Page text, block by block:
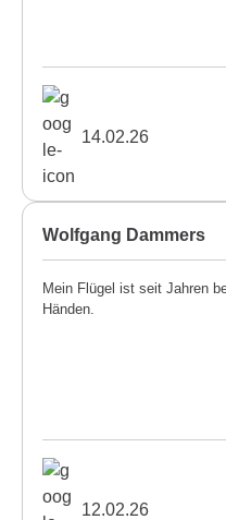
14.02.26
Wolfgang Dammers
Mein Flügel ist seit Jahren
Händen.
12.02.26